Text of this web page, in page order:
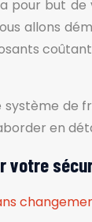
pour but
allons
en
votre